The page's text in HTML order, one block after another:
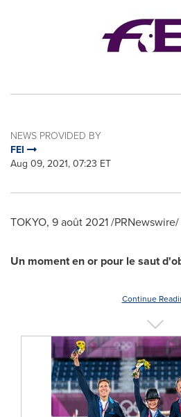
NEWS PROVIDED BY
FEI
Aug 09, 2021, 07:23 ET
TOKYO, 9 août 2021 /
Un moment en or pour le saut
Continue